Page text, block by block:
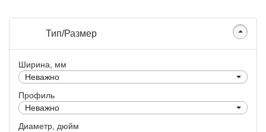
Тип/Размер
Ширина, мм
Неважно
Профиль
Неважно
Диаметр, дюйм